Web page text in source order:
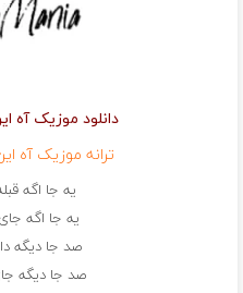
دانلود موزیک آه
ترانه موزیک آه
یه جا اگه
یه جا اگه
صد جا دیگه
صد جا دیگه